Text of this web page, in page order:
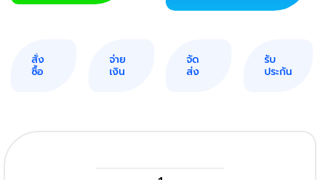
สั่ง
ซื้อ
จ่าย
เงิน
จัด
ส่ง
รับ
ประกัน